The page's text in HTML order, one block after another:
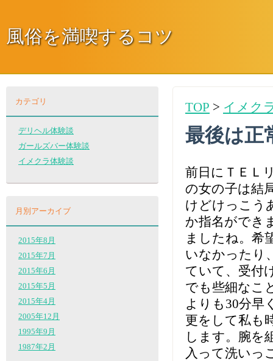
風俗を満喫するコツ
カテゴリ
デリヘル体験談
ガールズバー体験談
イメクラ体験談
月別アーカイブ
2015年8月
2015年7月
2015年6月
2015年5月
2015年4月
2005年12月
1995年9月
1987年2月
TOP > イメク
最後は正
前日にＴＥＬ
の女の子は結
けどけっこう
か指名ができ
ましたね。希
いなかったり
ていて、受付
でも些細なこ
よりも30分早
更をして私も
します。腕を
入って洗いっ